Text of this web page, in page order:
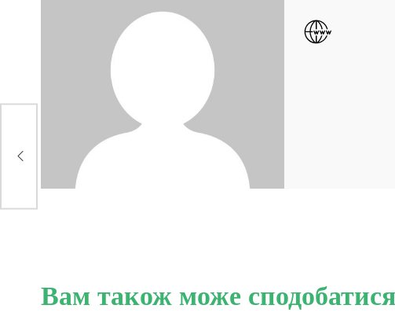
Вам також може сподобатися